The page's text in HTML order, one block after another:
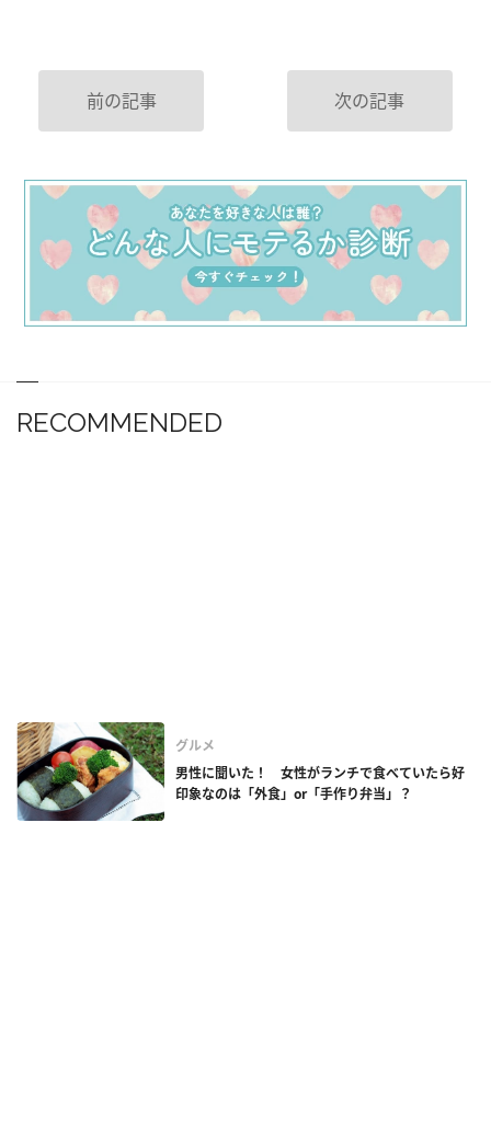
前の記事 次の記事
RECOMMENDED
グルメ
男性に聞いた！ 女性がランチで食べていたら好
印象なのは「外食」or「手作り弁当」？